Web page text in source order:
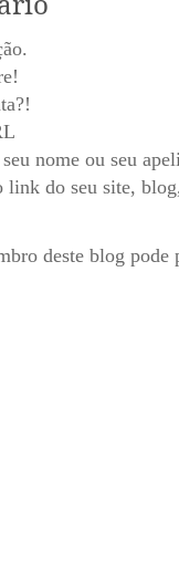
nome ou seu
link do seu site,
deste blog